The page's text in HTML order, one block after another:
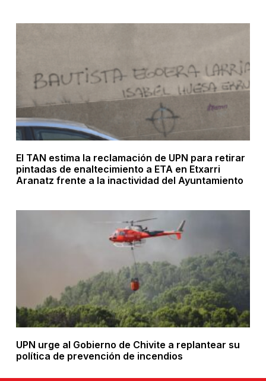
El TAN estima la reclamación de UPN para retirar
pintadas de enaltecimiento a ETA en Etxarri
Aranatz frente a la inactividad del Ayuntamiento
UPN urge al Gobierno de Chivite a replantear su
política de prevención de incendios